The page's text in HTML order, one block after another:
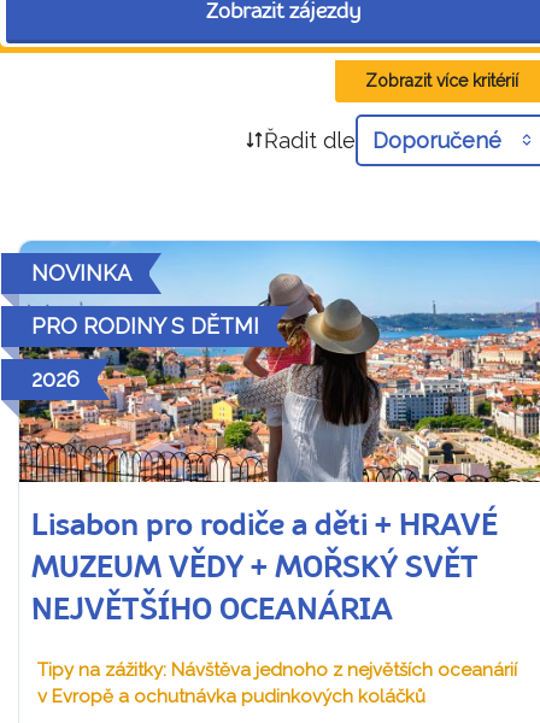
Zobrazit zájezdy
Zobrazit více kritérií
Řadit dle Doporučené
NOVINKA
PRO RODINY S DĚTMI
2026
Lisabon pro rodiče a děti + HRAVÉ
MUZEUM VĚDY + MOŘSKÝ SVĚT
NEJVĚTŠÍHO OCEANÁRIA
Tipy na zážitky: Návštěva jednoho z největších oceanárií
v Evropě a ochutnávka pudinkových koláčků